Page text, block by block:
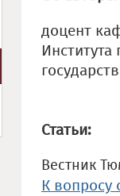
доцент
Статьи:
Вестник
К вопросу